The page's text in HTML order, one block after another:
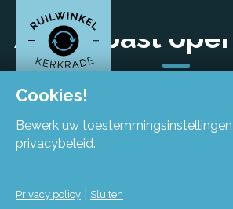
Aangepast
Cookies!
Bewerk uw
privacybeleid.
Privacy policy Sluiten